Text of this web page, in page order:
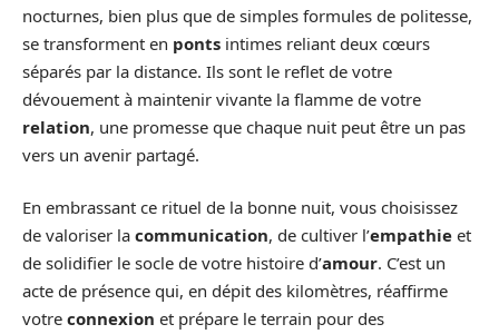
nocturnes, bien plus que de simples formules de politesse,
se transforment en ponts intimes reliant deux cœurs
séparés par la distance. Ils sont le reflet de votre
dévouement à maintenir vivante la flamme de votre
relation, une promesse que chaque nuit peut être un pas
vers un avenir partagé.
En embrassant ce rituel de la bonne nuit, vous choisissez
de valoriser la communication, de cultiver l’empathie et
de solidifier le socle de votre histoire d’amour. C’est un
acte de présence qui, en dépit des kilomètres, réaffirme
votre connexion et prépare le terrain pour des